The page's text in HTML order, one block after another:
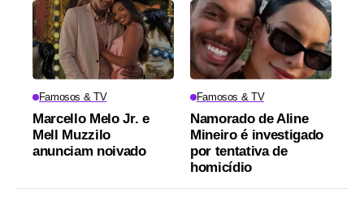
Famosos & TV
Marcello Melo Jr. e
Mell Muzzilo
anunciam noivado
Famosos & TV
Namorado de Aline
Mineiro é investigado
por tentativa de
homicídio